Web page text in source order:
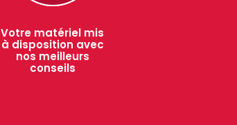
Votre matériel mis
à disposition avec
nos meilleurs
conseils